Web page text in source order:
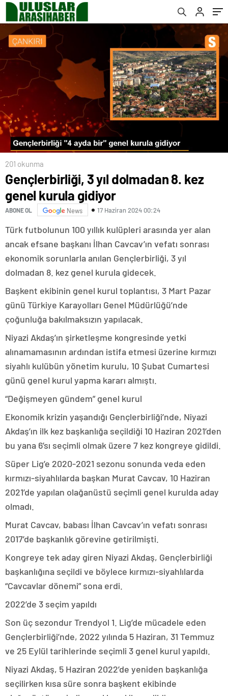
201 okunma
Gençlerbirliği, 3 yıl dolmadan 8. kez
genel kurula gidiyor
ABONE OL News 17 Haziran 2024 00:24
Türk futbolunun 100 yıllık kulüpleri arasında yer alan
ancak efsane başkanı İlhan Cavcav’ın vefatı sonrası
ekonomik sorunlarla anılan Gençlerbirliği, 3 yıl
dolmadan 8. kez genel kurula gidecek.
Başkent ekibinin genel kurul toplantısı, 3 Mart Pazar
günü Türkiye Karayolları Genel Müdürlüğü’nde
çoğunluğa bakılmaksızın yapılacak.
Niyazi Akdaş’ın şirketleşme kongresinde yetki
alınamamasının ardından istifa etmesi üzerine kırmızı
siyahlı kulübün yönetim kurulu, 10 Şubat Cumartesi
günü genel kurul yapma kararı almıştı.
“Değişmeyen gündem” genel kurul
Ekonomik krizin yaşandığı Gençlerbirliği’nde, Niyazi
Akdaş’ın ilk kez başkanlığa seçildiği 10 Haziran 2021’den
bu yana 6’sı seçimli olmak üzere 7 kez kongreye gidildi.
Süper Lig’e 2020-2021 sezonu sonunda veda eden
kırmızı-siyahlılarda başkan Murat Cavcav, 10 Haziran
2021’de yapılan olağanüstü seçimli genel kurulda aday
olmadı.
Murat Cavcav, babası İlhan Cavcav’ın vefatı sonrası
2017’de başkanlık görevine getirilmişti.
Kongreye tek aday giren Niyazi Akdaş, Gençlerbirliği
başkanlığına seçildi ve böylece kırmızı-siyahlılarda
“Cavcavlar dönemi” sona erdi.
2022’de 3 seçim yapıldı
Son üç sezondur Trendyol 1. Lig’de mücadele eden
Gençlerbirliği’nde, 2022 yılında 5 Haziran, 31 Temmuz
ve 25 Eylül tarihlerinde seçimli 3 genel kurul yapıldı.
Niyazi Akdaş, 5 Haziran 2022’de yeniden başkanlığa
seçilirken kısa süre sonra başkent ekibinde
şüpheliye 18 yıla kadar hapis talebi